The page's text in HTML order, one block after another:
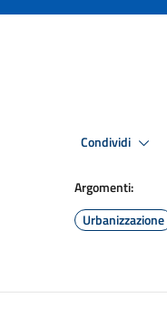
Condividi
Argomenti:
Urbanizzazione